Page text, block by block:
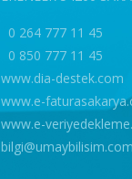
0 264 777 11 45
0 850 777 11 45
www.dia-destek.com
www.e-
www.e-